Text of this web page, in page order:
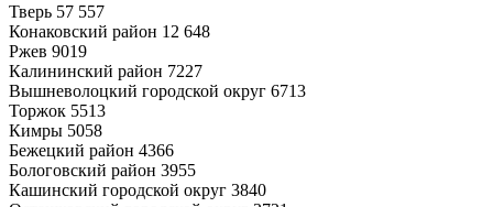
Тверь 57 557
Конаковский район 12 648
Ржев 9019
Калининский район 7227
Вышневолоцкий городской округ 6713
Торжок 5513
Кимры 5058
Бежецкий район 4366
Бологовский район 3955
Кашинский городской округ 3840